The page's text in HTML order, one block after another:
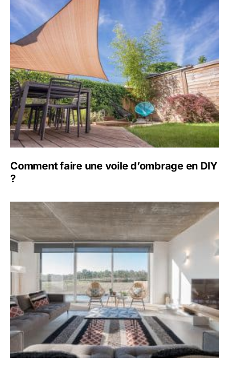
Comment faire une voile d’ombrage en DIY
?